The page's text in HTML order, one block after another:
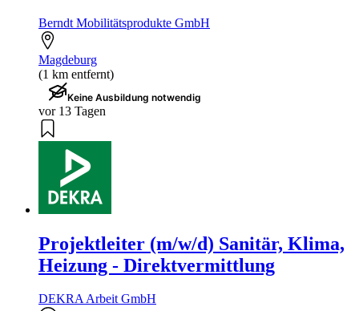
Berndt Mobilitätsprodukte GmbH
Magdeburg
(1 km entfernt)
Keine Ausbildung notwendig
vor 13 Tagen
Projektleiter (m/w/d) Sanitär, Klima,
Heizung - Direktvermittlung
DEKRA Arbeit GmbH